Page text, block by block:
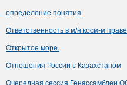
определение понятия
Ответственность в м/н косм-м
Открытое море.
Отношения России с Казахстаном
Очередная сессия Генассамблеи